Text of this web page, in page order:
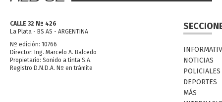
CALLE 32 Nº 426
La Plata - BS AS - ARGENTINA
Nº edición: 10766
Director: Ing. Marcelo A. Balcedo
Propietario: Sonido a tinta S.A.
Registro D.N.D.A. Nº en trámite
NOTICIAS
POLICIALES
DEPORTES
MÁS